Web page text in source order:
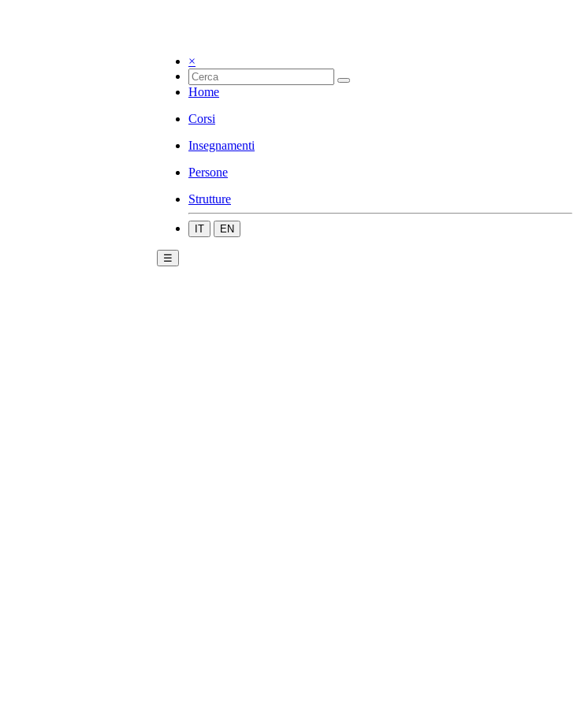
×
Home
Corsi
Insegnamenti
Persone
Strutture
IT EN
☰